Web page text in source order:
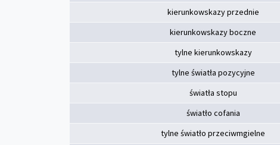
kierunkowskazy przednie
kierunkowskazy boczne
tylne kierunkowskazy
tylne światła pozycyjne
światła stopu
światło cofania
tylne światło przeciwmgielne